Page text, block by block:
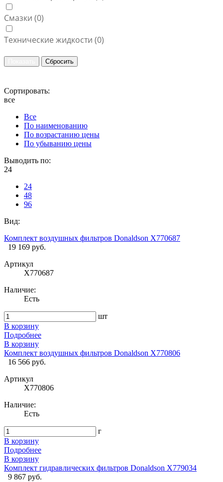
Смазки (0)
Технические жидкости (0)
Сортировать:
все
Все
По наименованию
По возрастанию цены
По убыванию цены
Выводить по:
24
24
48
96
Вид:
Комплект воздушных фильтров Donaldson X770687
19 169 руб.
Артикул
X770687
Наличие:
Есть
шт
В корзину
Подробнее
В корзину
Комплект воздушных фильтров Donaldson X770806
16 566 руб.
Артикул
X770806
Наличие:
Есть
г
В корзину
Подробнее
В корзину
Комплект гидравлических фильтров Donaldson X779034
9 867 руб.